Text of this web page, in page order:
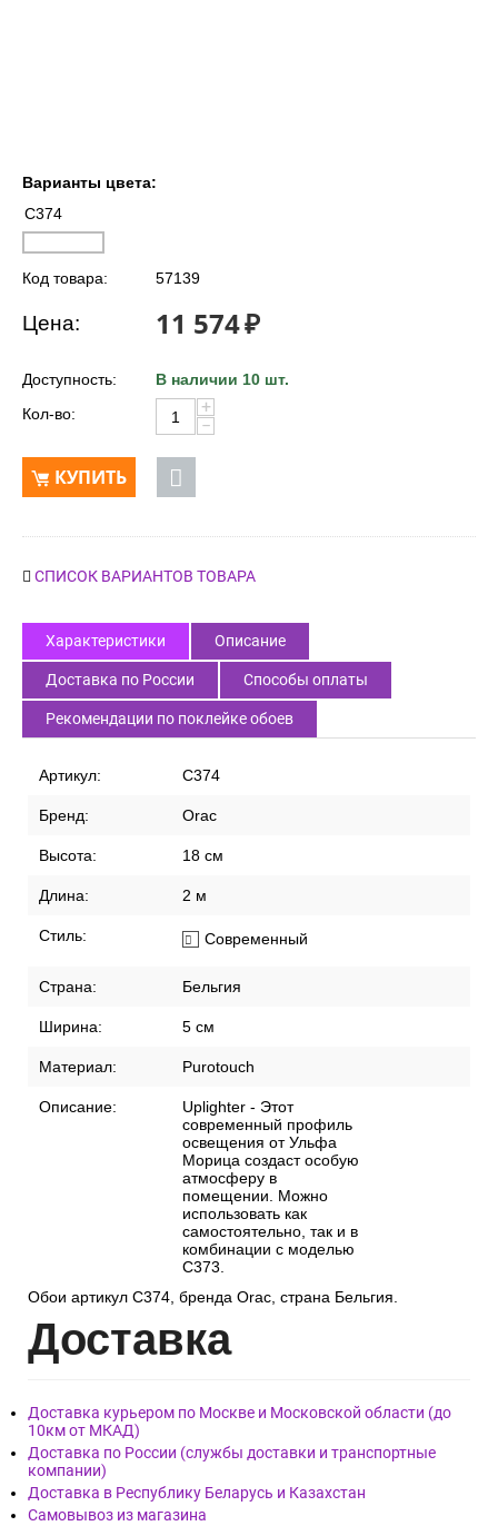
Варианты цвета:
C374
Код товара: 57139
Цена: 11 574₽
Доступность:
В наличии 10 шт.
Кол-во:
+
−
КУПИТЬ
СПИСОК ВАРИАНТОВ ТОВАРА
Характеристики Описание
Доставка по России Способы оплаты
Рекомендации по поклейке обоев
Артикул: C374
Бренд: Orac
Высота: 18 см
Длина: 2 м
Стиль: Современный
Страна: Бельгия
Ширина: 5 см
Материал: Purotouch
Описание:
Uplighter - Этот
современный профиль
освещения от Ульфа
Морица создаст особую
атмосферу в
помещении. Можно
использовать как
самостоятельно, так и в
комбинации с моделью
C373.
Обои артикул C374, бренда Orac, страна Бельгия.
Доставка
Доставка курьером по Москве и Московской области (до
10км от МКАД)
Доставка по России (службы доставки и транспортные
компании)
Доставка в Республику Беларусь и Казахстан
Самовывоз из магазина